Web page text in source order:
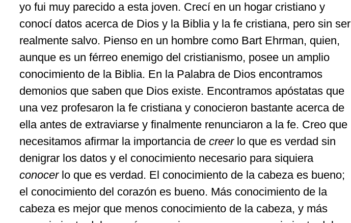
yo fui muy parecido a esta joven. Crecí en un hogar cristiano y
conocí datos acerca de Dios y la Biblia y la fe cristiana, pero sin ser
realmente salvo. Pienso en un hombre como Bart Ehrman, quien,
aunque es un férreo enemigo del cristianismo, posee un amplio
conocimiento de la Biblia. En la Palabra de Dios encontramos
demonios que saben que Dios existe. Encontramos apóstatas que
una vez profesaron la fe cristiana y conocieron bastante acerca de
ella antes de extraviarse y finalmente renunciaron a la fe. Creo que
necesitamos afirmar la importancia de creerlo que es verdad sin
denigrar los datos y el conocimiento necesario para siquiera
conocerlo que es verdad. El conocimiento de la cabeza es bueno;
el conocimiento del corazón es bueno. Más conocimiento de la
cabeza es mejor que menos conocimiento de la cabeza, y más